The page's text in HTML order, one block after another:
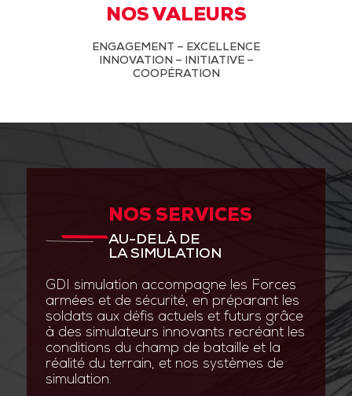
NOS VALEURS
ENGAGEMENT – EXCELLENCE
INNOVATION – INITIATIVE –
COOPÉRATION
NOS SERVICES
AU-DELÀ DE
LA SIMULATION
GDI simulation accompagne les Forces
armées et de sécurité, en préparant les
soldats aux défis actuels et futurs grâce
à des simulateurs innovants recréant les
conditions du champ de bataille et la
réalité du terrain, et nos systèmes de
simulation.